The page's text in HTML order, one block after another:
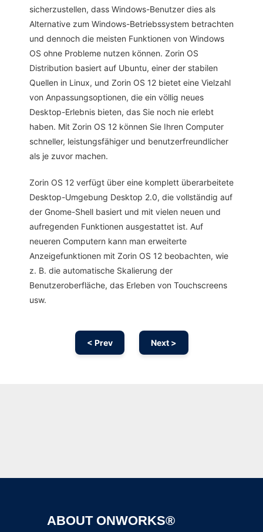
sicherzustellen, dass Windows-Benutzer dies als
Alternative zum Windows-Betriebssystem betrachten
und dennoch die meisten Funktionen von Windows
OS ohne Probleme nutzen können. Zorin OS
Distribution basiert auf Ubuntu, einer der stabilen
Quellen in Linux, und Zorin OS 12 bietet eine Vielzahl
von Anpassungsoptionen, die ein völlig neues
Desktop-Erlebnis bieten, das Sie noch nie erlebt
haben. Mit Zorin OS 12 können Sie Ihren Computer
schneller, leistungsfähiger und benutzerfreundlicher
als je zuvor machen.
Zorin OS 12 verfügt über eine komplett überarbeitete
Desktop-Umgebung Desktop 2.0, die vollständig auf
der Gnome-Shell basiert und mit vielen neuen und
aufregenden Funktionen ausgestattet ist. Auf
neueren Computern kann man erweiterte
Anzeigefunktionen mit Zorin OS 12 beobachten, wie
z. B. die automatische Skalierung der
Benutzeroberfläche, das Erleben von Touchscreens
usw.
< Prev Next >
ABOUT ONWORKS®